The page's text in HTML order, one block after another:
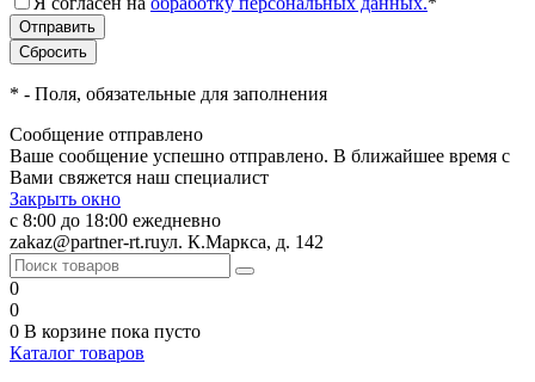
* - Поля, обязательные для заполнения
Сообщение отправлено
Ваше сообщение успешно отправлено. В ближайшее время с
Вами свяжется наш специалист
Закрыть окно
с 8:00 до 18:00 ежедневно
zakaz@partner-rt.ruул. К.Маркса, д. 142
0
0
0 В корзине пока пусто
Каталог товаров